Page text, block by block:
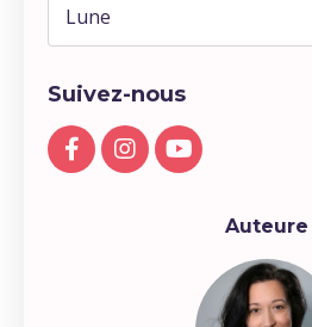
Suivez-nous
Auteure